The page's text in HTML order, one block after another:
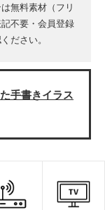
無料素材（フリ
不要・会員登録
ださい。
手書きイラス